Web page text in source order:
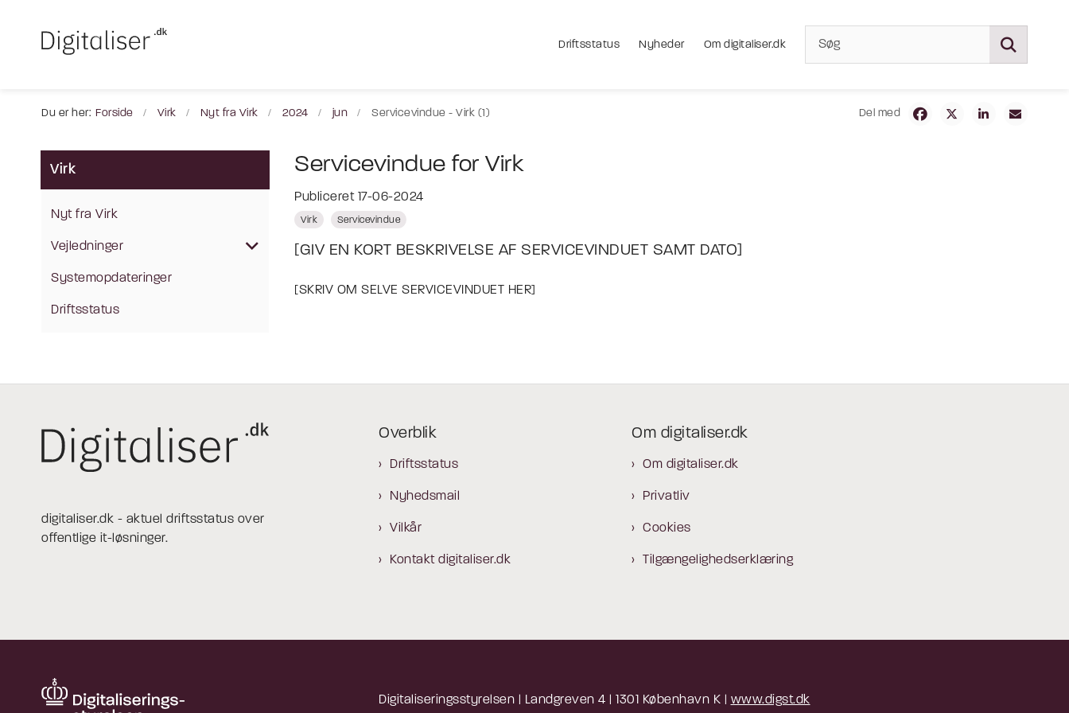
Driftsstatus Nyheder Om digitaliser.dk
Du er her: Forside Virk Nyt fra Virk 2024 jun Servicevindue - Virk (1) Del med
Virk
Nyt fra Virk
Vejledninger
Systemopdateringer
Driftsstatus
Servicevindue for Virk
Publiceret 17-06-2024
Virk Servicevindue
[GIV EN KORT BESKRIVELSE AF SERVICEVINDUET SAMT DATO]
[SKRIV OM SELVE SERVICEVINDUET HER]
digitaliser.dk - aktuel driftsstatus over
offentlige it-løsninger.
Overblik
Driftsstatus
Nyhedsmail
Vilkår
Kontakt digitaliser.dk
Om digitaliser.dk
Om digitaliser.dk
Privatliv
Cookies
Tilgængelighedserklæring
Digitaliseringsstyrelsen | Landgreven 4 | 1301 København K | www.digst.dk